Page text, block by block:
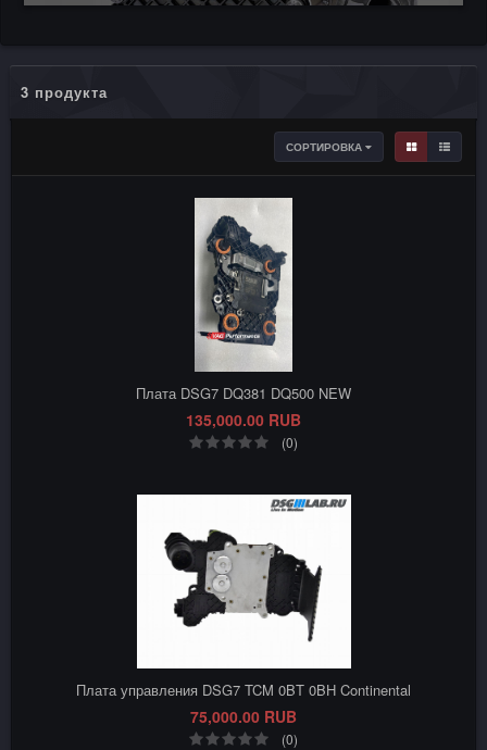
3 продукта
СОРТИРОВКА
Плата DSG7 DQ381 DQ500 NEW
135,000.00 RUB
(0)
Плата управления DSG7 TCM 0BT 0BH Continental
75,000.00 RUB
(0)